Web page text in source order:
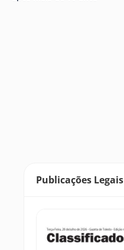
Publicações Legais